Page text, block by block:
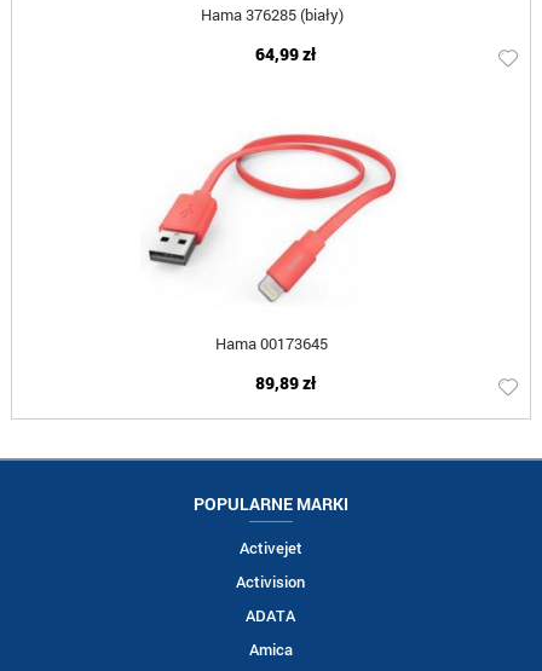
Hama 376285 (biały)
64,99 zł
Hama 00173645
89,89 zł
POPULARNE MARKI
Activejet
Activision
ADATA
Amica